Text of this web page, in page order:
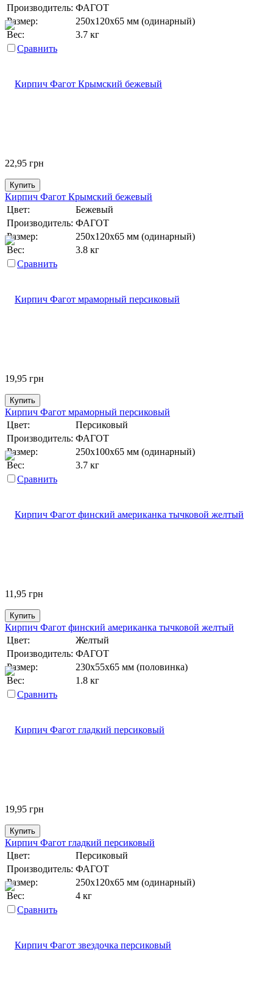
Производитель: ФАГОТ
Размер:
250х120х65 мм (одинарный)
Вес:
3.7 кг
Сравнить
22,95 грн
Купить
Кирпич Фагот Крымский бежевый
Цвет:
Бежевый
Производитель: ФАГОТ
Размер:
250х120х65 мм (одинарный)
Вес:
3.8 кг
Сравнить
19,95 грн
Купить
Кирпич Фагот мраморный персиковый
Цвет:
Персиковый
Производитель: ФАГОТ
Размер:
250х100х65 мм (одинарный)
Вес:
3.7 кг
Сравнить
11,95 грн
Купить
Кирпич Фагот финский американка тычковой желтый
Цвет:
Желтый
Производитель: ФАГОТ
Размер:
230х55х65 мм (половинка)
Вес:
1.8 кг
Сравнить
19,95 грн
Купить
Кирпич Фагот гладкий персиковый
Цвет:
Персиковый
Производитель: ФАГОТ
Размер:
250х120х65 мм (одинарный)
Вес:
4 кг
Сравнить